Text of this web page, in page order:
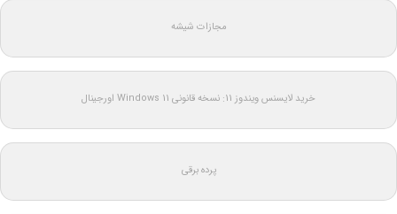
مجازات شیشه
خرید لایسنس ویندوز 11: نسخه قانونی Windows 11 اورجینال
پرده برقی